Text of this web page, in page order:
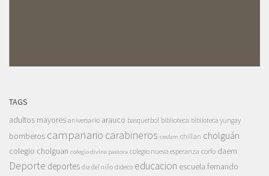
TAGS
adultos mayores aniversario arauco basquetbol biblioteca biblioteca yungay
bomberos campanario carabineros cesfam chillan cholguán
colegio cholguan colegio divina pastora colegio nueva esperanza corfo daem
Deporte deportes dia del niño dideco educacion escuela fernando